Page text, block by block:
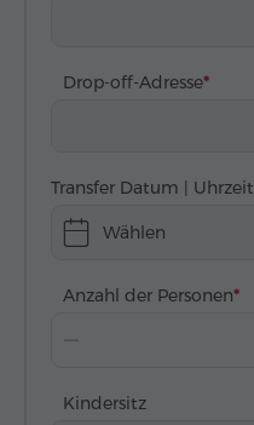
Drop-off-Adresse
Transfer Datum | Uhrzeit
Wählen
Anzahl der Personen
Kindersitz